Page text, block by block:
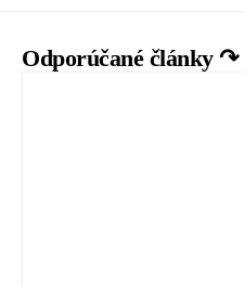
Odporúčané články ↷